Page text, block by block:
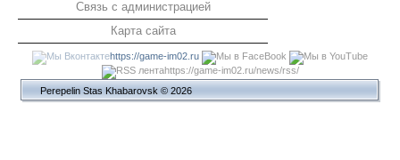
Связь с администрацией
Карта сайта
https://game-im02.ru
https://game-im02.ru/news/rss/
Perepelin Stas Khabarovsk © 2026